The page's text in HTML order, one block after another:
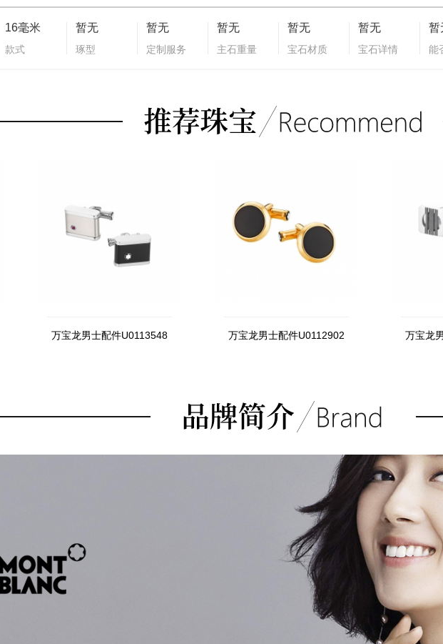
16毫米
款式
暂无
琢型
暂无
定制服务
暂无
主石重量
暂无
宝石材质
暂无
宝石详情
暂
能
万宝龙男士配件U0113548 万宝龙男士配件U0112902 万宝龙